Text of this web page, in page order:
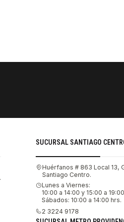
SUCURSAL SANTIAGO
Huérfanos # 863 Local 13,
Santiago Centro.
Lunes a Viernes:
10:00 a 14:00 y 15:00 a
Sábados: 10:00 a 14:00 hrs.
2 3224 9178